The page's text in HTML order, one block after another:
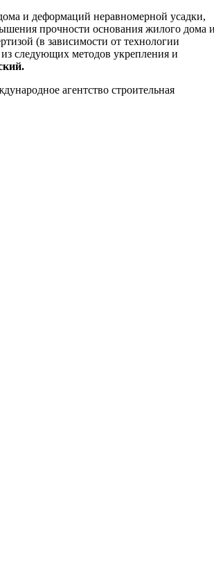
и деформаций неравномерной усадки,
прочности основания жилого дома
(в зависимости от технологии
следующих методов укрепления и
агентство строительная